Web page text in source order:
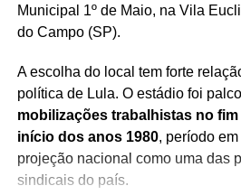
Municipal 1º de Maio, na Vila
do Campo (SP).
A escolha do local tem forte
política de Lula. O estádio foi
mobilizações trabalhistas no fim
início dos anos 1980, período
projeção nacional como uma das
sindicais do país.